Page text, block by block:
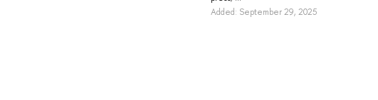
Added: September 29, 2025